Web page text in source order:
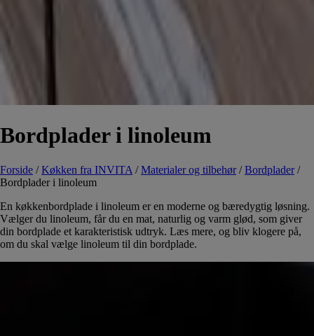
Bordplader i linoleum
Forside / Køkken fra INVITA / Materialer og tilbehør / Bordplader /
Bordplader i linoleum
En køkkenbordplade i linoleum er en moderne og bæredygtig løsning.
Vælger du linoleum, får du en mat, naturlig og varm glød, som giver
din bordplade et karakteristisk udtryk. Læs mere, og bliv klogere på,
om du skal vælge linoleum til din bordplade.